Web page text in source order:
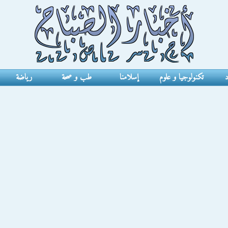
تكنولوجيا و علوم إسلامنا طب و صحة رياضة